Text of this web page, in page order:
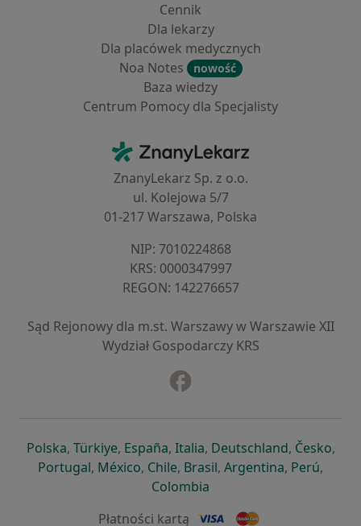
Cennik
Dla lekarzy
Dla placówek medycznych
Noa Notes
nowość
Baza wiedzy
Centrum Pomocy dla Specjalisty
ZnanyLekarz - Strona główna
ZnanyLekarz Sp. z o.o.
ul. Kolejowa 5/7
01-217 Warszawa, Polska
NIP: ⁠7010224868
KRS: ⁠0000347997
REGON: ⁠142276657
Sąd Rejonowy dla m.st. Warszawy w Warszawie XII
Wydział Gospodarczy KRS
Polskaotwiera się w nowej karcie
, Türkiyeotwiera się w nowej karcie
, Españaotwiera się w nowej karcie
, Italiaotwiera się w nowej
, Deutschlandotwiera się
, Česko,
Portugalotwiera się w nowej karcie
, Méxicootwiera się w nowej karcie
, Chileotwiera się w nowej karcie
, Brasilotwiera się w nowej
, Argentinaotwiera się
, Perú,
Colombia
Płatności kartą